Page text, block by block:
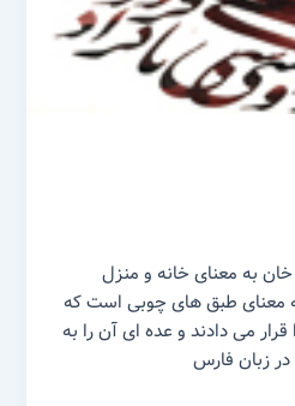
به معنای خانه و منزل
معنای طبق های چوبی است که
می دادند و عده ای آن را به
زبان فارس